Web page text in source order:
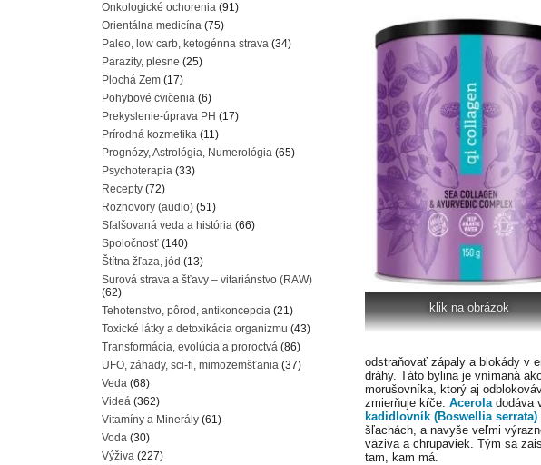
klik na obrázok
odstraňovať zápaly a blokády v
dráhy. Táto bylina je vnímaná
morušovníka, ktorý aj
zmierňuje kŕče. Aceroladodáva
kadidlovník (Boswellia serrata)
šľachách, a navyše veľmi
väziva a chrupaviek. Tým sa
tam, kam má.
Onkologické ochorenia (91)
Orientálna medicína (75)
Paleo, low carb, ketogénna strava (34)
Parazity, plesne (25)
Plochá Zem (17)
Pohybové cvičenia (6)
Prekyslenie-úprava PH (17)
Prírodná kozmetika (11)
Prognózy, Astrológia, Numerológia (65)
Psychoterapia (33)
Recepty (72)
Rozhovory (audio) (51)
Sfalšovaná veda a história (66)
Spoločnosť (140)
Štítna žľaza, jód (13)
Surová strava a šťavy – vitariánstvo (RAW)
(62)
Tehotenstvo, pôrod, antikoncepcia (21)
Toxické látky a detoxikácia organizmu (43)
Transformácia, evolúcia a proroctvá (86)
UFO, záhady, sci-fi, mimozemšťania (37)
Veda (68)
Videá (362)
Vitamíny a Minerály (61)
Voda (30)
Výživa (227)